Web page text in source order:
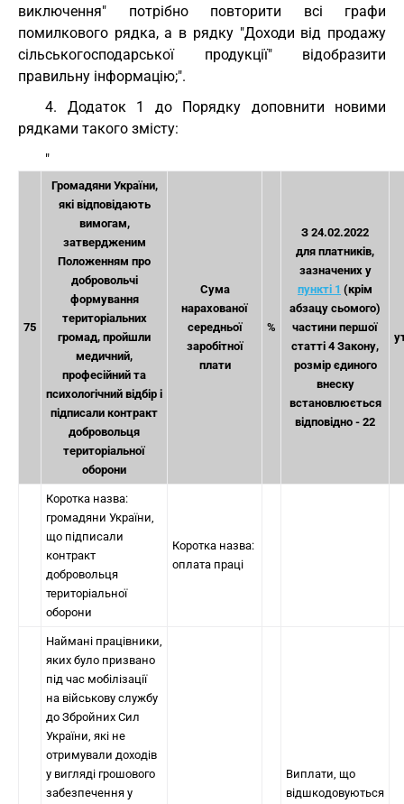
виключення" потрібно повторити всі графи
помилкового рядка, а в рядку "Доходи від продажу
сільськогосподарської продукції" відобразити
правильну інформацію;".
4. Додаток 1 до Порядку доповнити новими
рядками такого змісту:
"
75
Громадяни України,
які відповідають
вимогам,
затвердженим
Положенням про
добровольчі
формування
територіальних
громад, пройшли
медичний,
професійний та
психологічний відбір і
підписали контракт
добровольця
територіальної
оборони
Сума
нарахованої
середньої
заробітної
плати
%
З 24.02.2022
для платників,
зазначених у
пункті 1 (крім
абзацу сьомого)
частини першої
статті 4 Закону,
розмір єдиного
внеску
встановлюється
відповідно - 22
Коротка назва:
громадяни України,
що підписали
контракт
добровольця
територіальної
оборони
Коротка назва:
оплата праці
Наймані працівники,
яких було призвано
під час мобілізації
на військову службу
до Збройних Сил
України, які не
отримували доходів
у вигляді грошового
забезпечення у
Виплати, що
відшкодовуються